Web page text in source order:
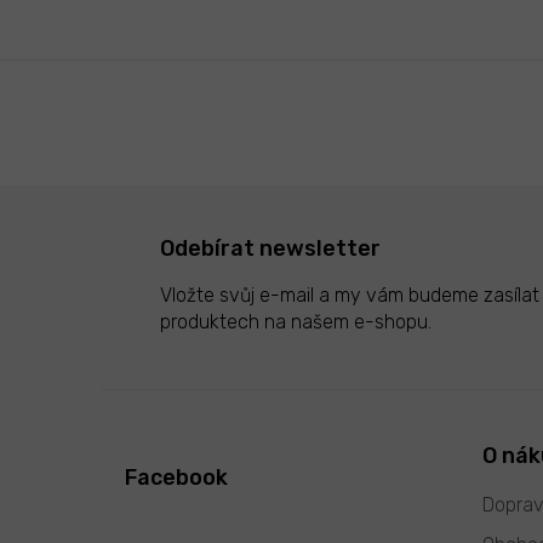
Odebírat newsletter
Vložte svůj e-mail a my vám budeme
produktech na našem e-shopu.
Facebook
O